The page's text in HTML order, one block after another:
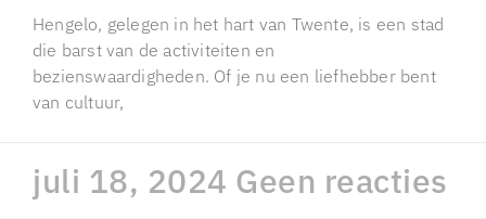
Hengelo, gelegen in het hart van Twente, is een stad
die barst van de activiteiten en
bezienswaardigheden. Of je nu een liefhebber bent
van cultuur,
juli 18, 2024 Geen reacties